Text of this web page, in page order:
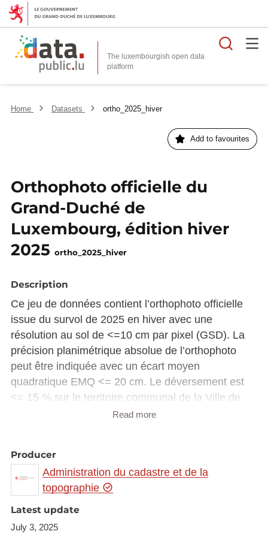
The luxembourgish open data
platform
Home Datasets ortho_2025_hiver
Add to favourites
Orthophoto officielle du
Grand-Duché de
Luxembourg, édition hiver
2025 ortho_2025_hiver
Description
Ce jeu de données contient l’orthophoto officielle
issue du survol de 2025 en hiver avec une
résolution au sol de <=10 cm par pixel (GSD). La
précision planimétrique absolue de l’orthophoto
peut être indiquée avec un écart moyen
quadratique EMQ <= 20 cm. Le déversement est
<= 15 % sur le territoire communal de la Ville de
Luxembourg et <= 25 % en dehors de cette zone.
delà de la limite d'Etat. Les survols ont été réalisés
avec une élévation solaire de >= 30 ° aux dates
suivantes :
1 février 2025
3 février 2025
Read more
Producer
Administration du cadastre et de la
topographie
Latest update
July 3, 2025